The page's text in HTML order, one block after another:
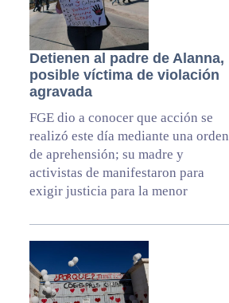
Detienen al padre de Alanna,
posible víctima de violación
agravada
FGE dio a conocer que acción se
realizó este día mediante una orden
de aprehensión; su madre y
activistas de manifestaron para
exigir justicia para la menor